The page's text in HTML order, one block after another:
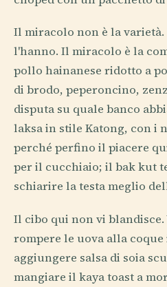
Il miracolo non è la
l'hanno. Il miracolo è la
pollo hainanese ridotto a
di brodo, peperoncino,
disputa su quale banco
laksa in stile Katong, con i
perché perfino il piacere
per il cucchiaio; il bak kut
schiarire la testa meglio
Il cibo qui non vi
rompere le uova alla
aggiungere salsa di soia
mangiare il kaya toast a